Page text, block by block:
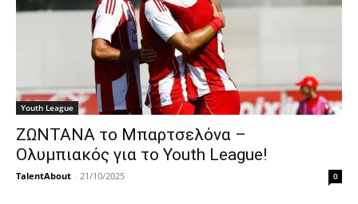
Youth League
ΖΩΝΤΑΝΑ το Μπαρτσελόνα –
Ολυμπιακός για το Youth League!
TalentAbout - 21/10/2025 0